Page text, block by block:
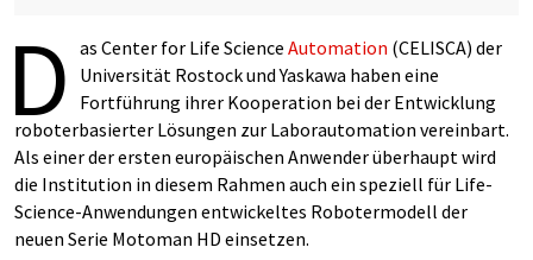
D as Center for Life Science Automation (CELISCA) der
Universität Rostock und Yaskawa haben eine
Fortführung ihrer Kooperation bei der Entwicklung
roboterbasierter Lösungen zur Laborautomation vereinbart.
Als einer der ersten europäischen Anwender überhaupt wird
die Institution in diesem Rahmen auch ein speziell für Life-
Science-Anwendungen entwickeltes Robotermodell der
neuen Serie Motoman HD einsetzen.